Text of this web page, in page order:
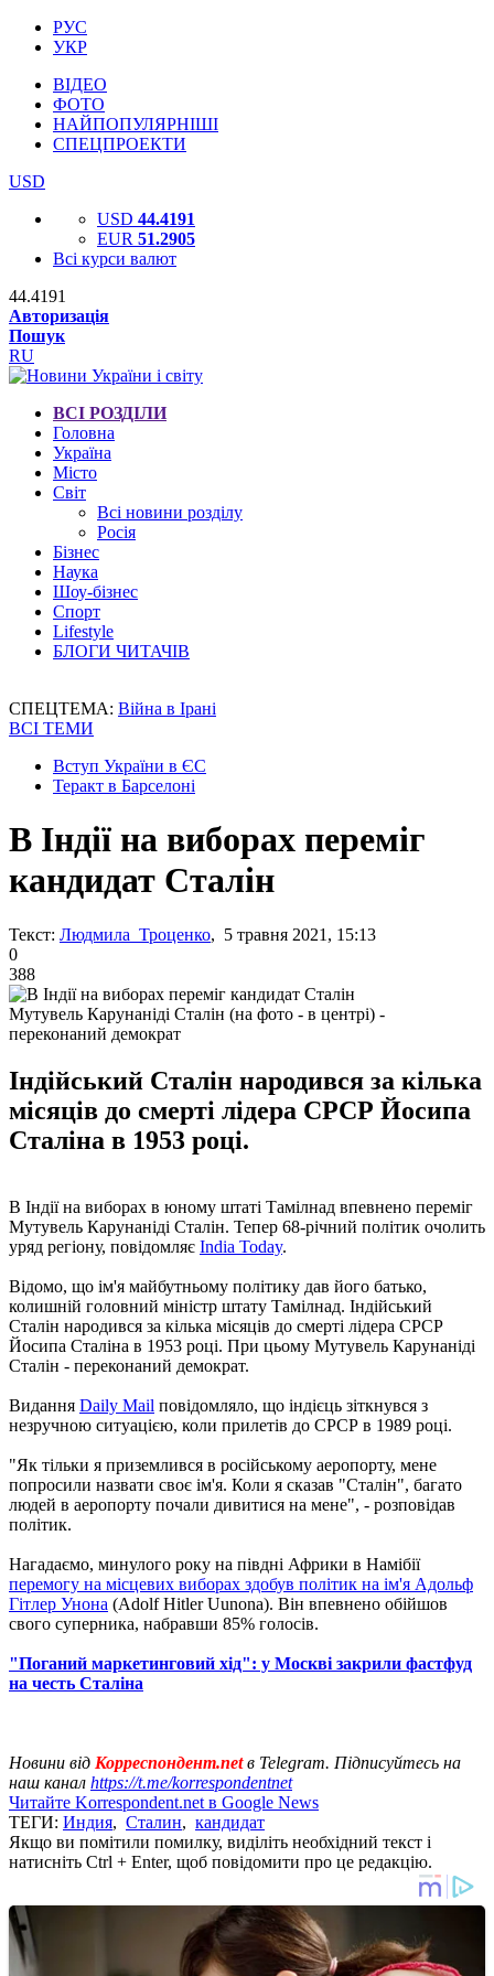
РУС
УКР
ВІДЕО
ФОТО
НАЙПОПУЛЯРНІШІ
СПЕЦПРОЕКТИ
USD
USD 44.4191
EUR 51.2905
Всі курси валют
44.4191
Авторизація
Пошук
RU
ВСІ РОЗДІЛИ
Головна
Україна
Місто
Світ
Всі новини розділу
Росія
Бізнес
Наука
Шоу-бізнес
Спорт
Lifestyle
БЛОГИ ЧИТАЧІВ
СПЕЦТЕМА: Війна в Ірані
ВСІ ТЕМИ
Вступ України в ЄС
Теракт в Барселоні
В Індії на виборах переміг
кандидат Сталін
Текст: Людмила Троценко, 5 травня 2021, 15:13
0
388
Мутувель Карунаніді Сталін (на фото - в центрі) -
переконаний демократ
Індійський Сталін народився за кілька
місяців до смерті лідера СРСР Йосипа
Сталіна в 1953 році.
В Індії на виборах в юному штаті Тамілнад впевнено переміг
Мутувель Карунаніді Сталін. Тепер 68-річний політик очолить
уряд регіону, повідомляє India Today.
Відомо, що ім'я майбутньому політику дав його батько,
колишній головний міністр штату Тамілнад. Індійський
Сталін народився за кілька місяців до смерті лідера СРСР
Йосипа Сталіна в 1953 році. При цьому Мутувель Карунаніді
Сталін - переконаний демократ.
Видання Daily Mail повідомляло, що індієць зіткнувся з
незручною ситуацією, коли прилетів до СРСР в 1989 році.
"Як тільки я приземлився в російському аеропорту, мене
попросили назвати своє ім'я. Коли я сказав "Сталін", багато
людей в аеропорту почали дивитися на мене", - розповідав
політик.
Нагадаємо, минулого року на півдні Африки в Намібії
перемогу на місцевих виборах здобув політик на ім'я Адольф
Гітлер Унона (Adolf Hitler Uunona). Він впевнено обійшов
свого суперника, набравши 85% голосів.
"Поганий маркетинговий хід": у Москві закрили фастфуд
на честь Сталіна
Новини від Корреспондент.netв Telegram. Підписуйтесь на
наш канал https://t.me/korrespondentnet
Читайте Korrespondent.net в Google News
ТЕГИ: Индия, Сталин, кандидат
Якщо ви помітили помилку, виділіть необхідний текст і
натисніть Ctrl + Enter, щоб повідомити про це редакцію.